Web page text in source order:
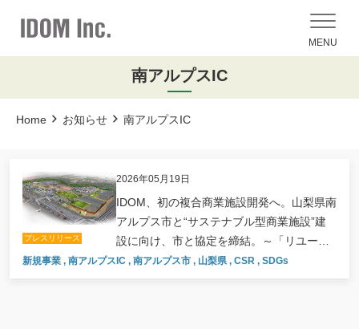
MENU
南アルプスIC
Home お知らせ 南アルプスIC
2026年05月19日
プレスリリース
IDOM、初の複合商業施設開発へ。山梨県南
アルプス市と“サステナブル型商業施設”建
設に向け、市と協定を締結。～「リユース
で暮らしを自由にアップデート」をコンセ
新規事業 , 南アルプスIC , 南アルプス市 , 山梨県, CSR , SDGs